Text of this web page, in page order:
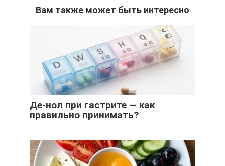
Вам также может быть интересно
Де-нол при гастрите — как
правильно принимать?